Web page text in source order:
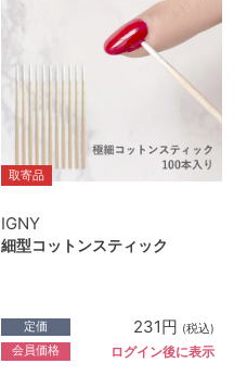
取寄品
IGNY
細型コットンスティック
定価 231円 (税込)
会員価格 ログイン後に表示